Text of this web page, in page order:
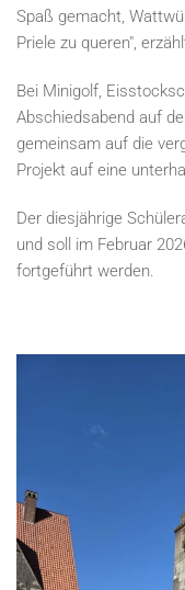
Spaß gemacht,
Priele zu queren",
Bei Minigolf,
Abschiedsabend auf
gemeinsam auf die
Projekt auf eine
Der diesjährige
und soll im Februar
fortgeführt werden.